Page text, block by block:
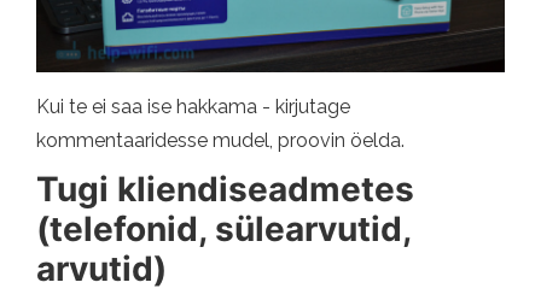
Kui te ei saa ise hakkama - kirjutage
kommentaaridesse mudel, proovin öelda.
Tugi kliendiseadmetes
(telefonid, sülearvutid,
arvutid)